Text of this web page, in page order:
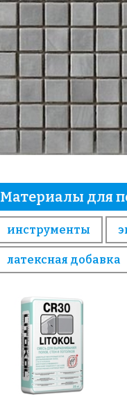
Материалы для
инструменты
латексная добавка